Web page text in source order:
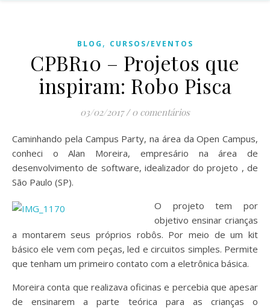
BLOG , CURSOS/EVENTOS
CPBR10 – Projetos que
inspiram: Robo Pisca
03/02/2017 / 0 comentários
Caminhando pela Campus Party, na área da Open Campus,
conheci o Alan Moreira, empresário na área de
desenvolvimento de software, idealizador do projeto , de
São Paulo (SP).
O projeto tem por
objetivo ensinar crianças
a montarem seus próprios robôs. Por meio de um kit
básico ele vem com peças, led e circuitos simples. Permite
que tenham um primeiro contato com a eletrônica básica.
Moreira conta que realizava oficinas e percebia que apesar
de ensinarem a parte teórica para as crianças o